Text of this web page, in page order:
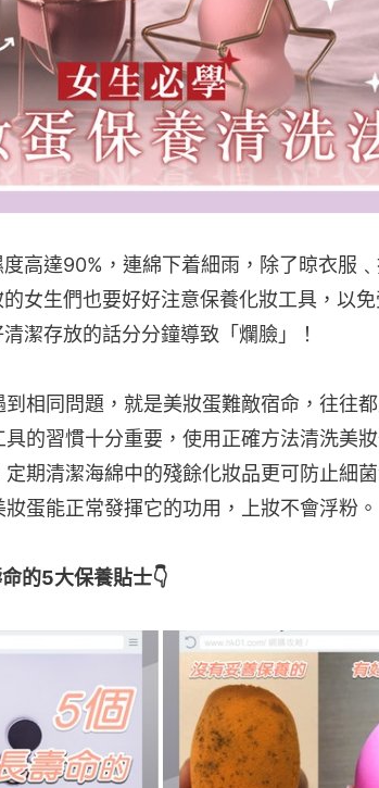
高達90%，連綿下着細雨，除了晾衣服
女生們也要好好注意保養化妝工具，以
潔存放的話分分鐘導致「爛臉」！
相同問題，就是美妝蛋難敵宿命，往往
的習慣十分重要，使用正確方法清洗美
期清潔海綿中的殘餘化妝品更可防止細
蛋能正常發揮它的功用，上妝不會浮粉。
的5大保養貼士👇